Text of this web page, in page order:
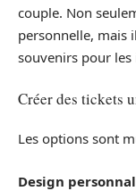
couple. Non
personnelle, mais
souvenirs pour les
Créer des tickets
Les options sont
Design